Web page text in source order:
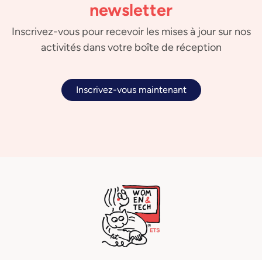
newsletter
Inscrivez-vous pour recevoir les mises à jour sur nos
activités dans votre boîte de réception
Inscrivez-vous maintenant